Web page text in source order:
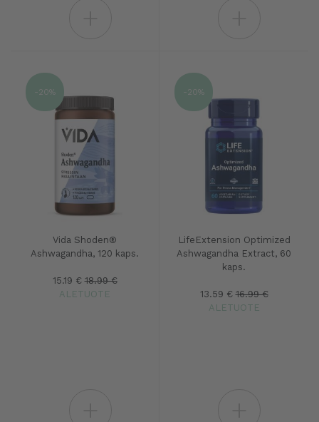
Vida Shoden®
Ashwagandha, 120 kaps.
15.19 € 18.99 €
ALETUOTE
-20%
LifeExtension Optimized
Ashwagandha Extract, 60
kaps.
13.59 € 16.99 €
ALETUOTE
-20%